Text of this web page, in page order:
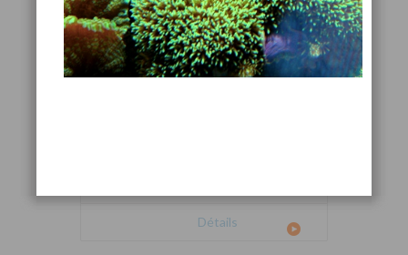
Détails